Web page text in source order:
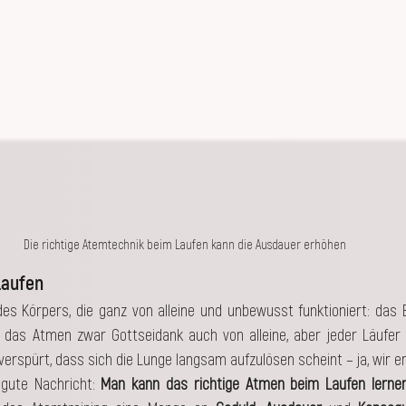
Die richtige Atemtechnik beim Laufen kann die Ausdauer erhöhen
Körpers, die ganz von alleine und unbewusst funktioniert: das
Atmen zwar Gottseidank auch von alleine, aber jeder
dass sich die Lunge langsam aufzulösen scheint – ja, wir
Nachricht: Man kann das richtige Atmen beim Laufen